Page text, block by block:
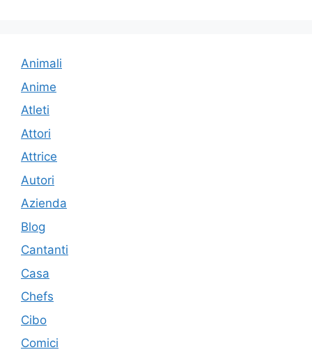
Animali
Anime
Atleti
Attori
Attrice
Autori
Azienda
Blog
Cantanti
Casa
Chefs
Cibo
Comici